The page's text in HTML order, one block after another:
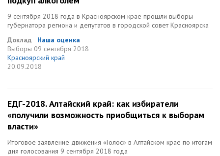
9 сентября 2018 года в Красноярском крае прошли выборы
губернатора региона и депутатов в городской совет Красноярска
Доклад
Наша оценка
Выборы 09 сентября 2018
Красноярский край
20.09.2018
ЕДГ-2018. Алтайский край: как избиратели
«получили возможность приобщиться к выборам
власти»
Итоговое заявление движения «Голос» в Алтайском крае по итогам
дня голосования 9 сентября 2018 года